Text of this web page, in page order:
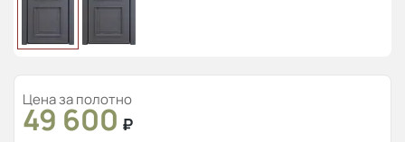
Цена за полотно
49 600 ₽